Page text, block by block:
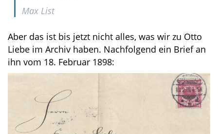
Max List
Aber das ist bis jetzt nicht alles, was wir zu Otto
Liebe im Archiv haben. Nachfolgend ein Brief an
ihn vom 18. Februar 1898: